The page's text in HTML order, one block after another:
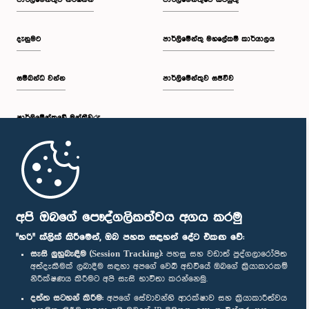
අපි ඔබගේ පෞද්ගලිකත්වය අගය කරමු
"හරි" ක්ලික් කිරීමෙන්, ඔබ පහත සඳහන් දේට එකඟ වේ:
සැසි ලුහුබැඳීම (Session Tracking): පහසු සහ වඩාත් පුද්ගලාරෝපිත
අත්දැකීමක් ලබාදීම සඳහා අපගේ වෙබ් අඩවියේ ඔබගේ ක්‍රියාකාරකම්
නිරීක්ෂණය කිරීමට අපි සැසි භාවිතා කරන්නෙමු.
දත්ත සටහන් කිරීම: අපගේ සේවාවන්හි ආරක්ෂාව සහ ක්‍රියාකාරීත්වය
දැනුමට
සම්බන්ධ වන්න
පාර්ලි‌මේන්තුවේ මන්ත්‍රීවරු
මුල් පිටුව
පාර්ලිමේන්තු මහලේකම් කාර්යාලය
පාර්ලිමේන්තුව සජීවීව
පාර්ලිමේන්තු ජංගම යෙදුම
අප හා සම්බන්ධ වී සිටින්න :